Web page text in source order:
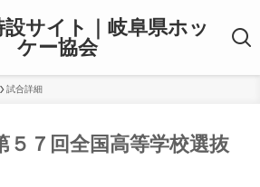
サイト｜岐阜県ホッ
ケー協会
試合詳細
７回全国高等学校選抜